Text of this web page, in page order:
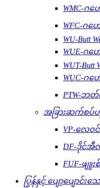
WMC-
WFC-
WU-Butt
WUE-
WUT-Butt
WUC-
PTW-ဘ
အခြားဆက်စပ်ပစ္
VP-လေဝ
DF-ဒိုင်အီ
FUF-ဖျူ
ပြွန်နှင့် ပျော့ပျောင်းသ